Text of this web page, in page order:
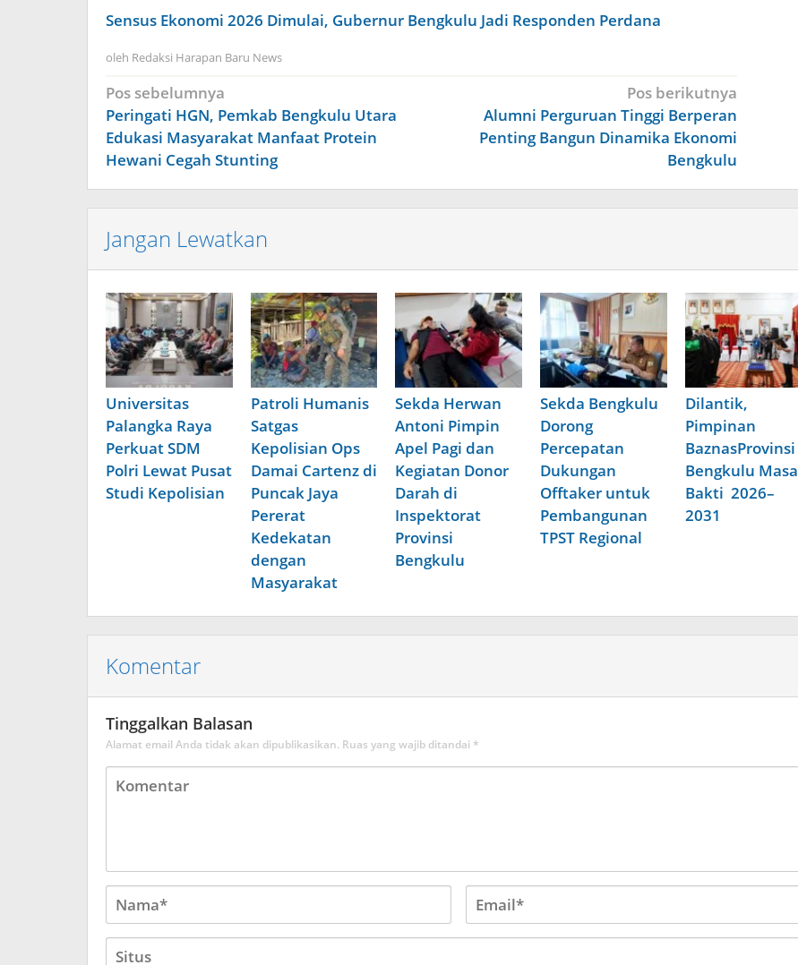
Sensus Ekonomi 2026 Dimulai, Gubernur Bengkulu Jadi Responden Perdana
oleh Redaksi Harapan Baru News
Navigasi
pos
Pos sebelumnya
Peringati HGN, Pemkab Bengkulu Utara
Edukasi Masyarakat Manfaat Protein
Hewani Cegah Stunting
Pos berikutnya
Alumni Perguruan Tinggi Berperan
Penting Bangun Dinamika Ekonomi
Bengkulu
Jangan Lewatkan
Universitas
Palangka Raya
Perkuat SDM
Polri Lewat Pusat
Studi Kepolisian
Patroli Humanis
Satgas
Kepolisian Ops
Damai Cartenz di
Puncak Jaya
Pererat
Kedekatan
dengan
Masyarakat
Sekda Herwan
Antoni Pimpin
Apel Pagi dan
Kegiatan Donor
Darah di
Inspektorat
Provinsi
Bengkulu
Sekda Bengkulu
Dorong
Percepatan
Dukungan
Offtaker untuk
Pembangunan
TPST Regional
Dilantik,
Pimpinan
BaznasProvinsi
Bengkulu Masa
Bakti 2026–
2031
Komentar
Tinggalkan Balasan
Alamat email Anda tidak akan dipublikasikan. Ruas yang wajib ditandai *